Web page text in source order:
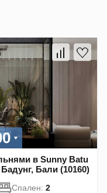
в Sunny Batu
Бали (10160)
Спален: 2